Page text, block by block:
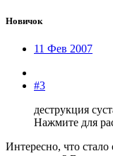
Новичок
11 Фев 2007
#3
деструкция
Нажмите для
Интересно, что